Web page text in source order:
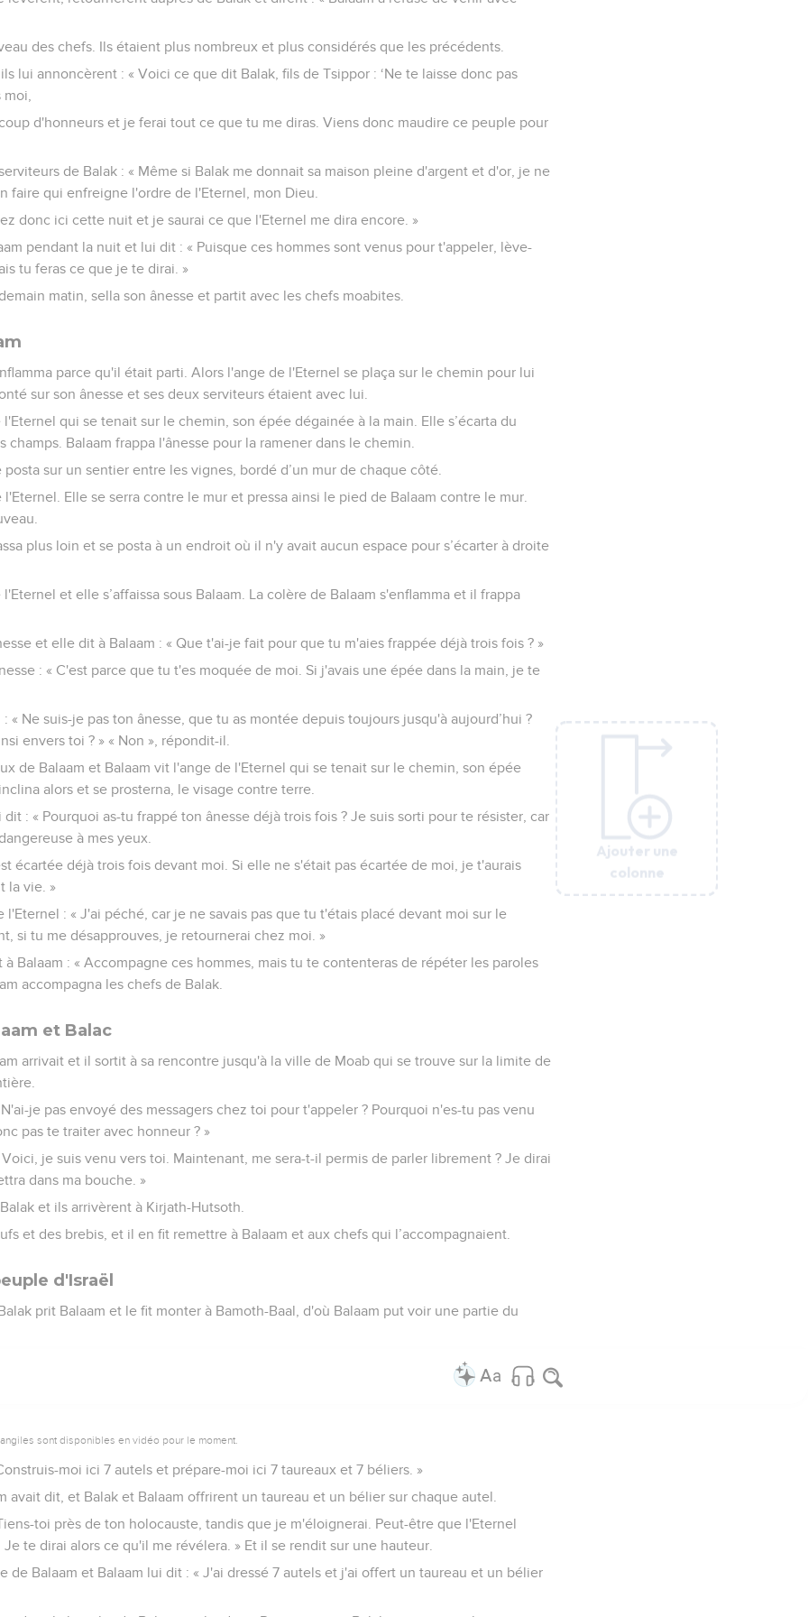
Ajouter une
colonne
des chefs. Ils étaient plus nombreux et plus considérés que les précédents.
lui annoncèrent : « Voici ce que dit Balak, fils de Tsippor : ‘Ne te laisse donc pas
d'honneurs et je ferai tout ce que tu me diras. Viens donc maudire ce peuple pour
de Balak : « Même si Balak me donnait sa maison pleine d'argent et d'or, je ne
faire qui enfreigne l'ordre de l'Eternel, mon Dieu.
donc ici cette nuit et je saurai ce que l'Eternel me dira encore. »
pendant la nuit et lui dit : « Puisque ces hommes sont venus pour t'appeler, lève-
tu feras ce que je te dirai. »
matin, sella son ânesse et partit avec les chefs moabites.
parce qu'il était parti. Alors l'ange de l'Eternel se plaça sur le chemin pour lui
sur son ânesse et ses deux serviteurs étaient avec lui.
qui se tenait sur le chemin, son épée dégainée à la main. Elle s’écarta du
champs. Balaam frappa l'ânesse pour la ramener dans le chemin.
sur un sentier entre les vignes, bordé d’un mur de chaque côté.
Elle se serra contre le mur et pressa ainsi le pied de Balaam contre le mur.
plus loin et se posta à un endroit où il n'y avait aucun espace pour s’écarter à droite
et elle s’affaissa sous Balaam. La colère de Balaam s'enflamma et il frappa
et elle dit à Balaam : « Que t'ai-je fait pour que tu m'aies frappée déjà trois fois ? »
: « C'est parce que tu t'es moquée de moi. Si j'avais une épée dans la main, je te
: « Ne suis-je pas ton ânesse, que tu as montée depuis toujours jusqu'à aujourd’hui ?
envers toi ? » « Non », répondit-il.
de Balaam et Balaam vit l'ange de l'Eternel qui se tenait sur le chemin, son épée
alors et se prosterna, le visage contre terre.
: « Pourquoi as-tu frappé ton ânesse déjà trois fois ? Je suis sorti pour te résister, car
à mes yeux.
écartée déjà trois fois devant moi. Si elle ne s'était pas écartée de moi, je t'aurais
la vie. »
l'Eternel : « J'ai péché, car je ne savais pas que tu t'étais placé devant moi sur le
si tu me désapprouves, je retournerai chez moi. »
Balaam : « Accompagne ces hommes, mais tu te contenteras de répéter les paroles
accompagna les chefs de Balak.
et Balac
arrivait et il sortit à sa rencontre jusqu'à la ville de Moab qui se trouve sur la limite de
je pas envoyé des messagers chez toi pour t'appeler ? Pourquoi n'es-tu pas venu
pas te traiter avec honneur ? »
Voici, je suis venu vers toi. Maintenant, me sera-t-il permis de parler librement ? Je dirai
dans ma bouche. »
et ils arrivèrent à Kirjath-Hutsoth.
et des brebis, et il en fit remettre à Balaam et aux chefs qui l’accompagnaient.
d'Israël
prit Balaam et le fit monter à Bamoth-Baal, d'où Balaam put voir une partie du
Ajouter une
colonne
sont disponibles en vidéo pour le moment.
moi ici 7 autels et prépare-moi ici 7 taureaux et 7 béliers. »
avait dit, et Balak et Balaam offrirent un taureau et un bélier sur chaque autel.
toi près de ton holocauste, tandis que je m'éloignerai. Peut-être que l'Eternel
te dirai alors ce qu'il me révélera. » Et il se rendit sur une hauteur.
de Balaam et Balaam lui dit : « J'ai dressé 7 autels et j'ai offert un taureau et un bélier
Ajouter une
colonne
Ajouter une
colonne
Ajouter une
colonne
Ajouter une
colonne